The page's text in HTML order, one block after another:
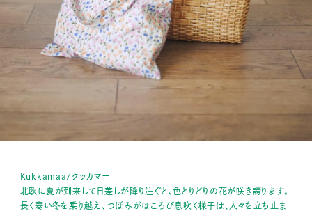
Kukkamaa/クッカマー
北欧に夏が到来して日差しが降り注ぐと、色とりどりの花が咲き誇ります。
長く寒い冬を乗り越え、つぼみがほころび息吹く様子は、人々を立ち止ま